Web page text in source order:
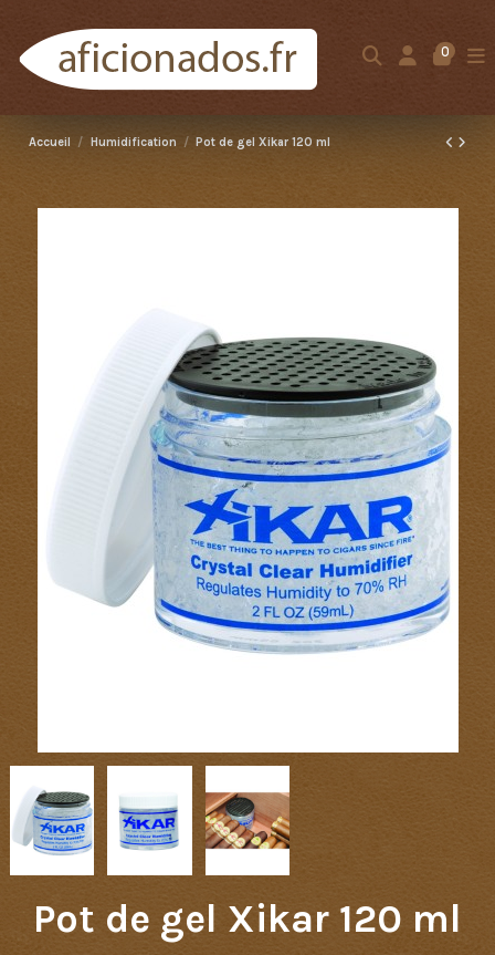
0
Accueil Humidification Pot de gel Xikar 120 ml
Pot de gel Xikar 120 ml